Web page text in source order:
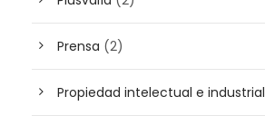
Prensa (2)
Propiedad intelectual e industrial